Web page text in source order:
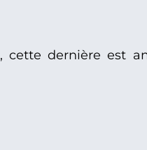
cette dernière est